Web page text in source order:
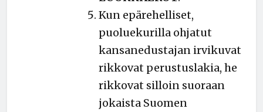
Kun epärehelliset,
puoluekurilla ohjatut
kansanedustajan irvikuvat
rikkovat perustuslakia, he
rikkovat silloin suoraan
jokaista Suomen